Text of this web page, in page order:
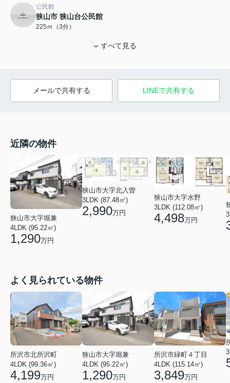
公民館
狭山市 狭山台公民館
225ｍ（3分）
すべて見る
メールで共有する LINEで共有する
近隣の物件
狭山市大字堀兼
4LDK (95.22㎡)
1,290万円
狭山市大字北入曽
3LDK (87.48㎡)
2,990万円
狭山市大字水野
3LDK (112.08㎡)
4,498万円
よく見られている物件
所沢市北所沢町
4LDK (99.36㎡)
4,199万円
狭山市大字堀兼
4LDK (95.22㎡)
1,290万円
所沢市緑町４丁目
4LDK (115.14㎡)
3,849万円